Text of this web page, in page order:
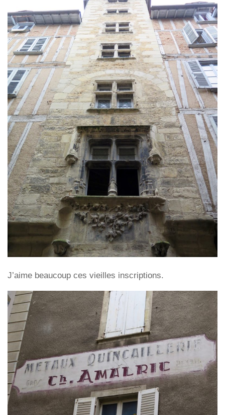
J’aime beaucoup ces vieilles inscriptions.